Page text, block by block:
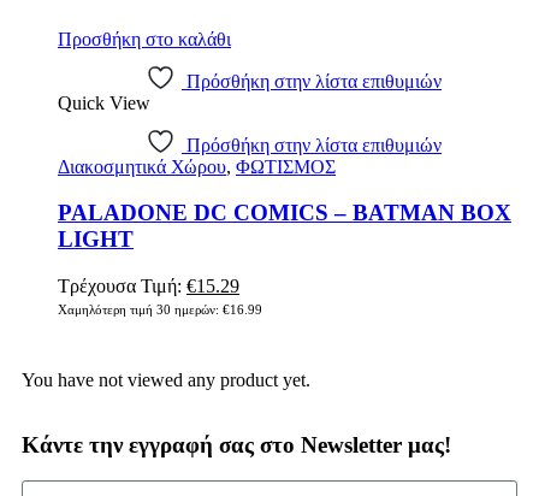
Προσθήκη στο καλάθι
Πρόσθήκη στην λίστα επιθυμιών
Quick View
Πρόσθήκη στην λίστα επιθυμιών
Διακοσμητικά Χώρου, ΦΩΤΙΣΜΟΣ
PALADONE DC COMICS – BATMAN BOX
LIGHT
Τρέχουσα Τιμή: €15.29
Χαμηλότερη τιμή 30 ημερών: €16.99
You have not viewed any product yet.
Κάντε την εγγραφή σας στο Newsletter μας!